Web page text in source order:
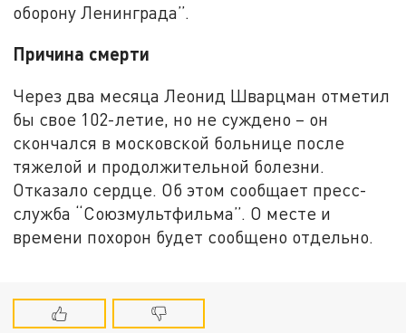
оборону Ленинграда”.
Причина смерти
Через два месяца Леонид Шварцман отметил
бы свое 102-летие, но не суждено – он
скончался в московской больнице после
тяжелой и продолжительной болезни.
Отказало сердце. Об этом сообщает пресс-
служба “Союзмультфильма”. О месте и
времени похорон будет сообщено отдельно.